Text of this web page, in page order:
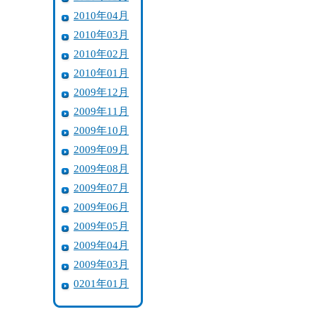
2010年04月
2010年03月
2010年02月
2010年01月
2009年12月
2009年11月
2009年10月
2009年09月
2009年08月
2009年07月
2009年06月
2009年05月
2009年04月
2009年03月
0201年01月